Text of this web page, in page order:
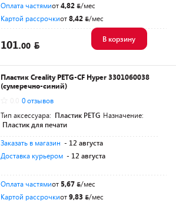
Оплата частямиот4,82
/мес
Картой рассрочкиот8,42 /мес
101.00
В корзину
Пластик Creality PETG-CF Hyper 3301060038
(сумеречно-синий)
0 отзывов
Тип аксессуара: Пластик PETG Назначение:
Пластик для печати
Заказать в магазин - 12 августа
Доставка курьером - 12 августа
Оплата частямиот 5,67
/мес
Картой рассрочкиот9,83 /мес